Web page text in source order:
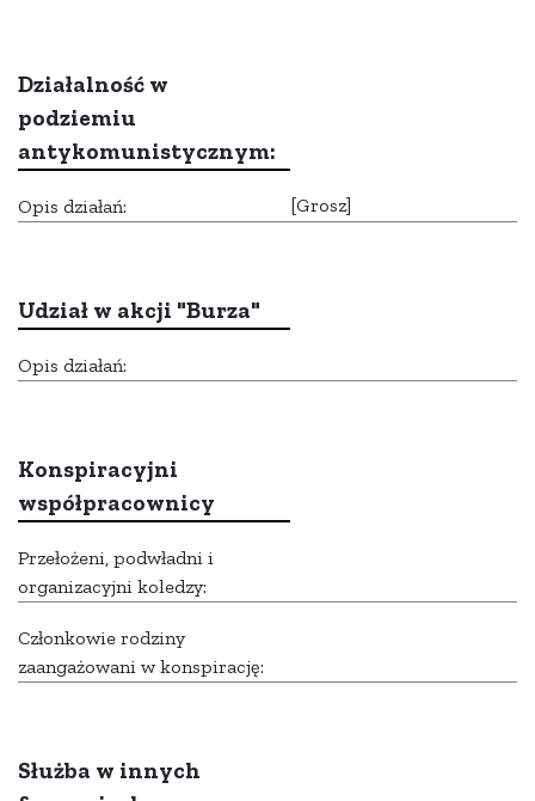
Działalność w
podziemiu
antykomunistycznym:
Opis działań: [Grosz]
Udział w akcji "Burza"
Opis działań:
Konspiracyjni
współpracownicy
Przełożeni, podwładni i
organizacyjni koledzy:
Członkowie rodziny
zaangażowani w konspirację:
Służba w innych